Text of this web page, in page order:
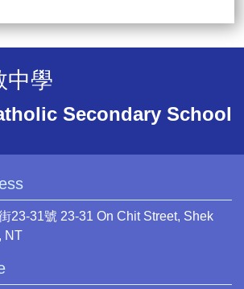
中學
Secondary School
23-31號 23-31 On Chit Street, Shek
NT